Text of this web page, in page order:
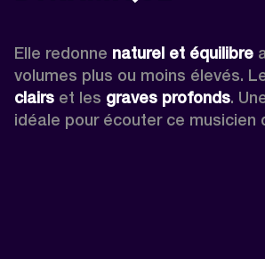
Elle redonne naturel et équilibre
volumes plus ou moins élevés.
clairs et les graves profonds.
idéale pour écouter ce musicien